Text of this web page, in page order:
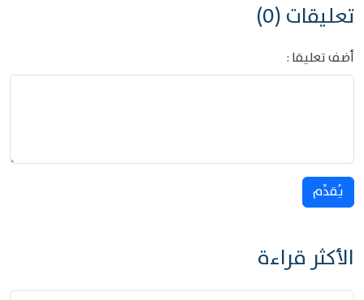
تعليقات (0)
أضف تعليقا :
يُقدِّم
الأكثر قراءة